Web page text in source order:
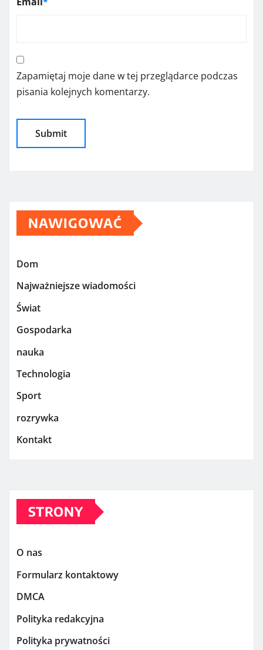
Zapamiętaj moje dane w tej przeglądarce podczas
pisania kolejnych komentarzy.
NAWIGOWAĆ
Dom
Najważniejsze wiadomości
Świat
Gospodarka
nauka
Technologia
Sport
rozrywka
Kontakt
STRONY
O nas
Formularz kontaktowy
DMCA
Polityka redakcyjna
Polityka prywatności